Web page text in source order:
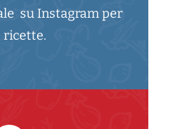
su Instagram per
ricette.